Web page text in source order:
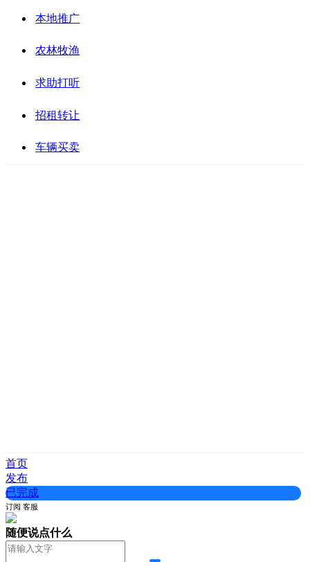
本地推广
农林牧渔
求助打听
招租转让
车辆买卖
首页
发布
已完成
订阅 客服
随便说点什么